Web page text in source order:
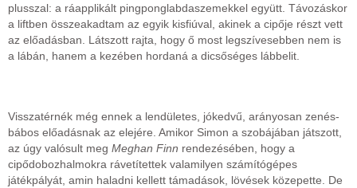
plusszal: a ráapplikált pingponglabdaszemekkel együtt. Távozáskor
a liftben összeakadtam az egyik kisfiúval, akinek a cipője részt vett
az előadásban. Látszott rajta, hogy ő most legszívesebben nem is
a lábán, hanem a kezében hordaná a dicsőséges lábbelit.
Visszatérnék még ennek a lendületes, jókedvű, arányosan zenés-
bábos előadásnak az elejére. Amikor Simon a szobájában játszott,
az úgy valósult meg Meghan Finn rendezésében, hogy a
cipődobozhalmokra rávetítettek valamilyen számítógépes
játékpályát, amin haladni kellett támadások, lövések közepette. De